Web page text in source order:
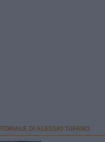
DI ALESSIO TUFANO